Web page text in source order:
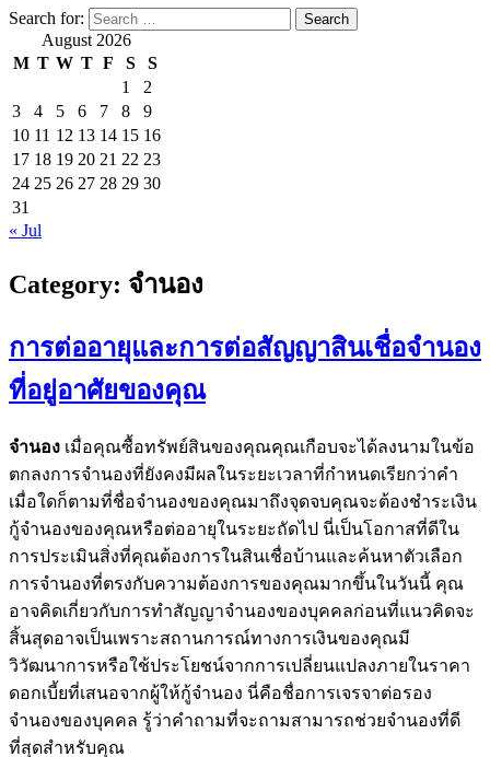
Search for:
August 2026
M T W T F S
S
1
2
3
4 5 6 7 8
9
10 11 12 13 14 15 16
17 18 19 20 21 22 23
24 25 26 27 28 29 30
31
« Jul
Category: จำนอง
การต่ออายุและการต่อสัญญาสินเชื่อจำนอง
ที่อยู่อาศัยของคุณ
จำนอง เมื่อคุณซื้อทรัพย์สินของคุณคุณเกือบจะได้ลงนามในข้อ
ตกลงการจำนองที่ยังคงมีผลในระยะเวลาที่กำหนดเรียกว่าคำ
เมื่อใดก็ตามที่ชื่อจำนองของคุณมาถึงจุดจบคุณจะต้องชำระเงิน
กู้จำนองของคุณหรือต่ออายุในระยะถัดไป นี่เป็นโอกาสที่ดีใน
การประเมินสิ่งที่คุณต้องการในสินเชื่อบ้านและค้นหาตัวเลือก
การจำนองที่ตรงกับความต้องการของคุณมากขึ้นในวันนี้ คุณ
อาจคิดเกี่ยวกับการทำสัญญาจำนองของบุคคลก่อนที่แนวคิดจะ
สิ้นสุดอาจเป็นเพราะสถานการณ์ทางการเงินของคุณมี
วิวัฒนาการหรือใช้ประโยชน์จากการเปลี่ยนแปลงภายในราคา
ดอกเบี้ยที่เสนอจากผู้ให้กู้จำนอง นี่คือชื่อการเจรจาต่อรอง
จำนองของบุคคล รู้ว่าคำถามที่จะถามสามารถช่วยจำนองที่ดี
ที่สุดสำหรับคุณ